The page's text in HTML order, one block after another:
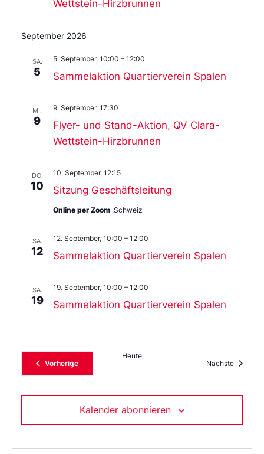
Wettstein-Hirzbrunnen
September 2026
SA.
5 Sammelaktion Quartierverein Spalen
5. September, 10:00 – 12:00
MI.
9
Flyer- und Stand-Aktion, QV Clara-
Wettstein-Hirzbrunnen
9. September, 17:30
DO.
10 Sitzung Geschäftsleitung
10. September, 12:15
Online per Zoom ,Schweiz
SA.
12 Sammelaktion Quartierverein Spalen
12. September, 10:00 – 12:00
SA.
19 Sammelaktion Quartierverein Spalen
19. September, 10:00 – 12:00
VorherigeVeranstaltungen
Heute
Nächste
Kalender abonnieren